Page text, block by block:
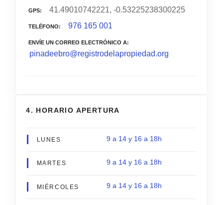
GPS 41.49010742221, -0.53225238300225
TELÉFONO 976 165 001
ENVÍE UN CORREO ELECTRÓNICO A
pinadeebro@registrodelapropiedad.org
4. HORARIO APERTURA
LUNES 9 a 14 y 16 a 18h
MARTES 9 a 14 y 16 a 18h
MIÉRCOLES 9 a 14 y 16 a 18h